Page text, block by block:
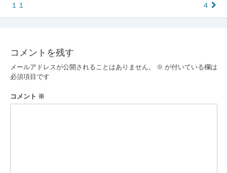
稿
ビ
ゲ
ー
シ
１１
４
コメントを残す
メールアドレスが公開されることはありません。 ※ が付いている欄は
必須項目です
コメント ※